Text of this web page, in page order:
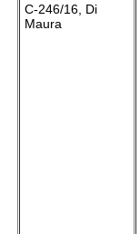
C-246/16, Di
Maura